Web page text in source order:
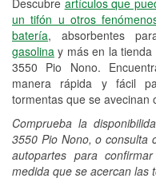
un tifón u otros
batería, absorbentes
gasolina y más en la tienda
3550 Pio Nono.
manera rápida y fácil
tormentas que se avecinan
Comprueba la
3550 Pio Nono, o consulta
autopartes para
medida que se acercan las